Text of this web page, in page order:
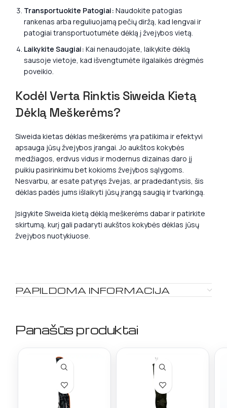
Transportuokite Patogiai: Naudokite patogias
rankenas arba reguliuojamą pečių diržą, kad lengvai ir
patogiai transportuotumėte dėklą į žvejybos vietą.
Laikykite Saugiai: Kai nenaudojate, laikykite dėklą
sausoje vietoje, kad išvengtumėte ilgalaikės drėgmės
poveikio.
Kodėl Verta Rinktis Siweida Kietą
Dėklą Meškerėms?
Siweida kietas dėklas meškerėms yra patikima ir efektyvi
apsauga jūsų žvejybos įrangai. Jo aukštos kokybės
medžiagos, erdvus vidus ir modernus dizainas daro jį
puikiu pasirinkimu bet kokioms žvejybos sąlygoms.
Nesvarbu, ar esate patyręs žvejas, ar pradedantysis, šis
dėklas padės jums išlaikyti jūsų įrangą saugią ir tvarkingą.
Įsigykite Siweida kietą dėklą meškerėms dabar ir patirkite
skirtumą, kurį gali padaryti aukštos kokybės dėklas jūsų
žvejybos nuotykiuose.
PAPILDOMA INFORMACIJA
Panašūs produktai